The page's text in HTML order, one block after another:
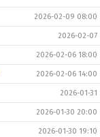
2026-02-09 08:00
2026-02-07
2026-02-06 18:00
2026-02-06 14:00
2026-01-31
2026-01-30 20:00
2026-01-30 19:10